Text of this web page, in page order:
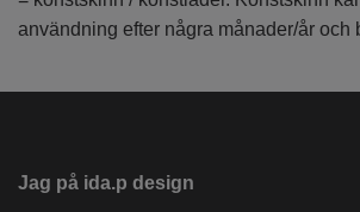
användning efter några månader/år och
Jag på ida.p design